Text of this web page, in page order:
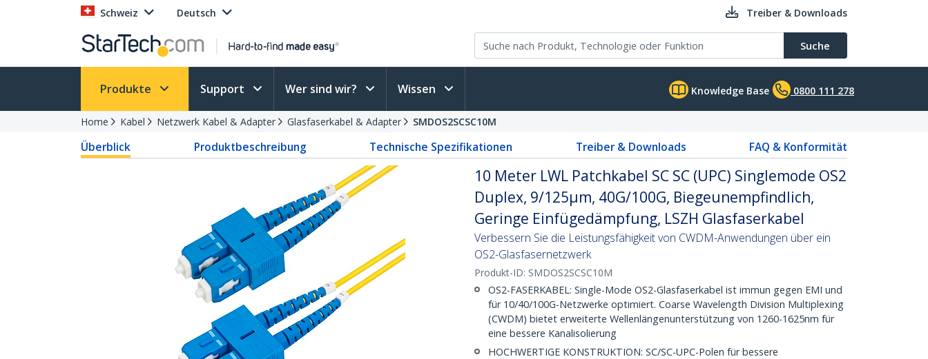
Schweiz Deutsch Treiber & Downloads
Suche
Produkte Support Wer sind wir? Wissen Knowledge Base 0800 111 278
Home Kabel Netzwerk Kabel & Adapter Glasfaserkabel & Adapter SMDOS2SCSC10M
Überblick Produktbeschreibung Technische Spezifikationen Treiber & Downloads FAQ & Konformität
10 Meter LWL Patchkabel SC SC (UPC) Singlemode OS2
Duplex, 9/125µm, 40G/100G, Biegeunempfindlich,
Geringe Einfügedämpfung, LSZH Glasfaserkabel
Verbessern Sie die Leistungsfähigkeit von CWDM-Anwendungen über ein
OS2-Glasfasernetzwerk
Produkt-ID: SMDOS2SCSC10M
OS2-FASERKABEL: Single-Mode OS2-Glasfaserkabel ist immun gegen EMI und
für 10/40/100G-Netzwerke optimiert. Coarse Wavelength Division Multiplexing
(CWDM) bietet erweiterte Wellenlängenunterstützung von 1260-1625nm für
eine bessere Kanalisolierung
HOCHWERTIGE KONSTRUKTION: SC/SC-UPC-Polen für bessere